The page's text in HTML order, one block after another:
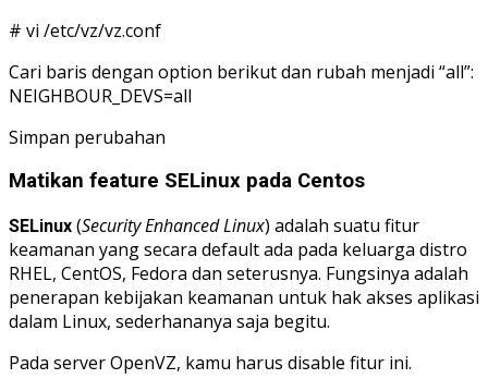
# vi /etc/vz/vz.conf
Cari baris dengan option berikut dan rubah menjadi “all”:
NEIGHBOUR_DEVS=all
Simpan perubahan
Matikan feature SELinux pada Centos
SELinux (Security Enhanced Linux) adalah suatu fitur
keamanan yang secara default ada pada keluarga distro
RHEL, CentOS, Fedora dan seterusnya. Fungsinya adalah
penerapan kebijakan keamanan untuk hak akses aplikasi
dalam Linux, sederhananya saja begitu.
Pada server OpenVZ, kamu harus disable fitur ini.